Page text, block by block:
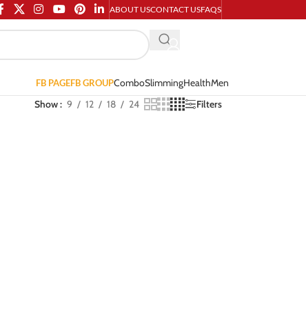
ABOUT USCONTACT USFAQS
FB PAGEFB GROUPComboSlimmingHealthMen
Show 9 12 18 24 Filters